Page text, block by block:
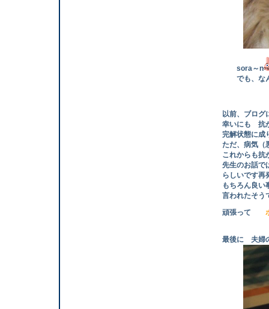
sora～n
でも、な
以前、ブログ
幸いにも 抗が
完解状態に成り
ただ、病気（悪
これからも抗が
先生のお話では
らしいです再発
もちろん良い事
言われたそうで
頑張って
最後に 夫婦の